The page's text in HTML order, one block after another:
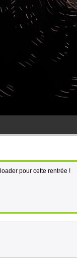
pour cette rentrée !